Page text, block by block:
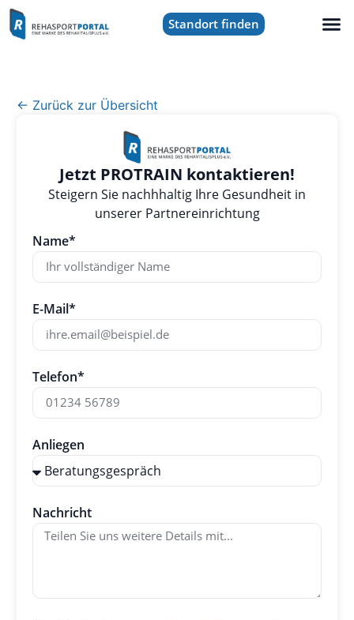
Standort finden
← Zurück zur Übersicht
Jetzt PROTRAIN kontaktieren!
Steigern Sie nachhhaltig Ihre Gesundheit in
unserer Partnereinrichtung
Name*
E-Mail*
Telefon*
Anliegen
Nachricht